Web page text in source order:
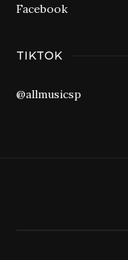
Facebook
TIKTOK
@allmusicsp